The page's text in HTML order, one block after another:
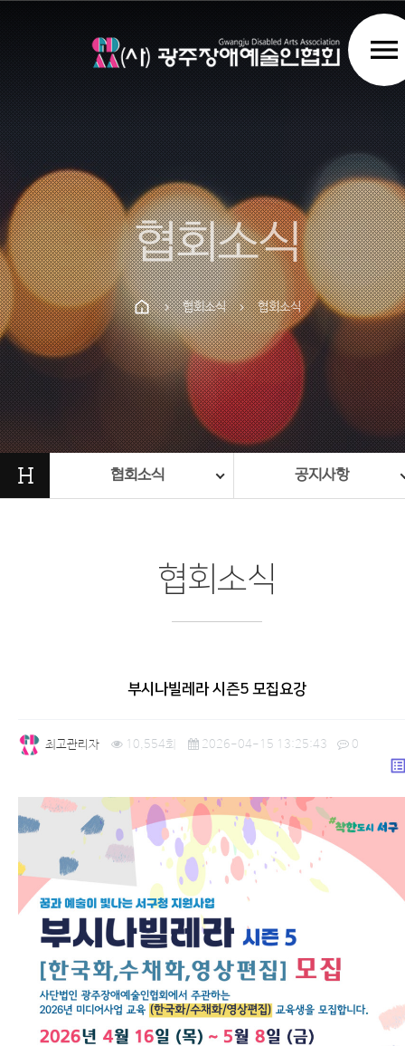
menu
협회소식
chevron_right 협회소식 chevron_right 협회소식
H 협회소식 공지사항
협회소식
부시나빌레라 시즌5 모집요강
최고관리자 10,554회 2026-04-15 13:25:43 0